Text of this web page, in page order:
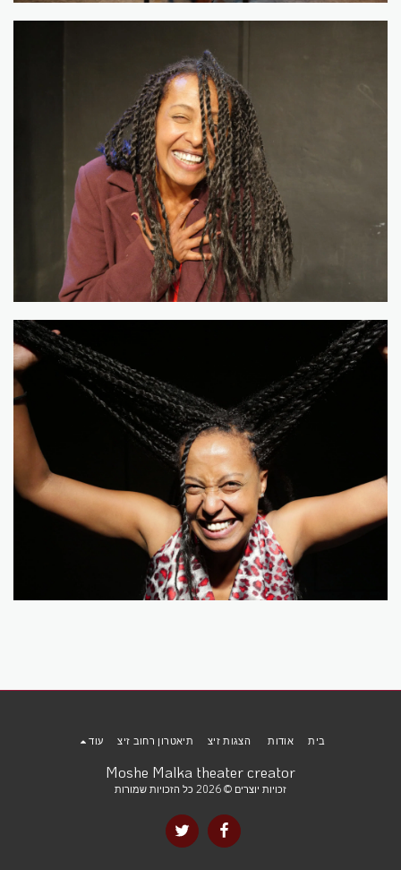
Moshe Malka theater creator
זכויות יוצרים © 2026 כל הזכויות שמורות
בית אודות הצגות זיצ תיאטרון רחוב זיצ עוד